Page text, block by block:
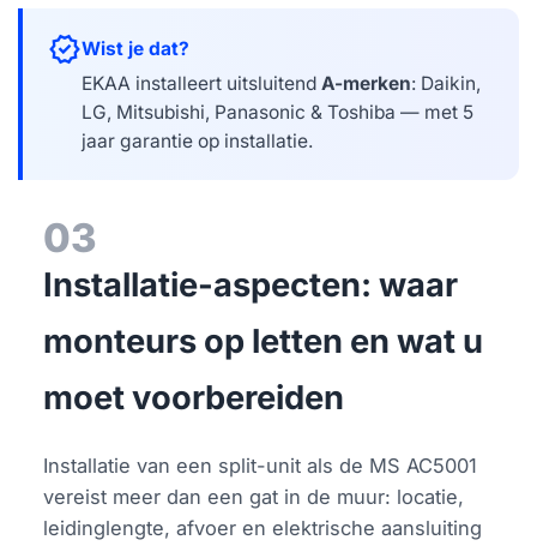
verifiedWist je dat?
EKAA installeert uitsluitendA-merken: Daikin,
LG, Mitsubishi, Panasonic & Toshiba — met 5
jaar garantie op installatie.
03
Installatie-aspecten: waar
monteurs op letten en wat u
moet voorbereiden
Installatie van een split-unit als de MS AC5001
vereist meer dan een gat in de muur: locatie,
leidinglengte, afvoer en elektrische aansluiting